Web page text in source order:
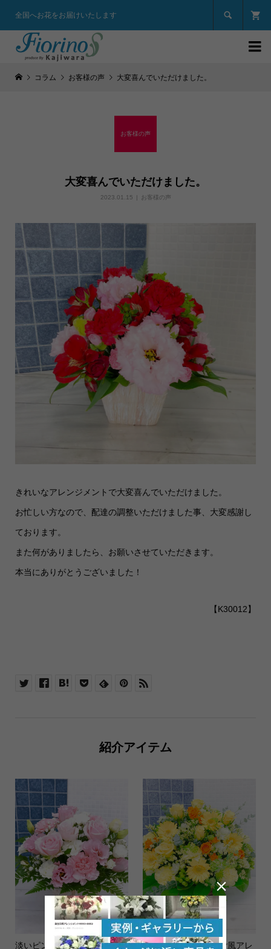
全国へお花をお届けいたします 

コラム お客様の声 大変喜んでいただけました。
お客様の声
大変喜んでいただけました。
2023.01.15 お客様の声
きれいなアレンジメントで大変喜んでいただけました。
お忙しい方なので、配達の調整いただけました事、大変感謝し
ております。
また何がありましたら、お願いさせていただきます。
本当にありがとうございました！
【K30012】
紹介アイテム
淡いピンクバラのアレンジメ
淡い黄色バラの花かご風アレ
